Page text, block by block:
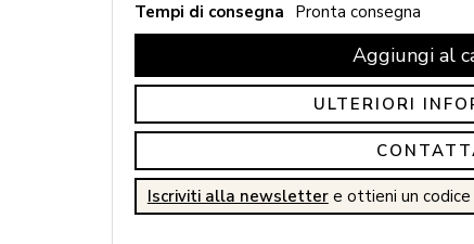
Tempi di consegna Pronta consegna
Aggiungi al
ULTERIORI
Iscriviti alla newslettere ottieni un codice